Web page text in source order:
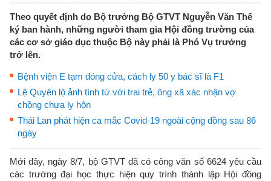
Theo quyết định do Bộ trưởng Bộ GTVT Nguyễn Văn Thể
ký ban hành, những người tham gia Hội đồng trường của
các cơ sở giáo dục thuộc Bộ này phải là Phó Vụ trưởng
trở lên.
Bệnh viện E tạm đóng cửa, cách ly 50 y bác sĩ là F1
Lệ Quyên lộ ảnh tình tứ với trai trẻ, ông xã xác nhận vợ
chồng chưa ly hôn
Thái Lan phát hiện ca mắc Covid-19 ngoài cộng đồng sau 86
ngày
Mới đây, ngày 8/7, bộ GTVT đã có công văn số 6624 yêu cầu
các trường đại học thực hiện quy trình thành lập Hội đồng